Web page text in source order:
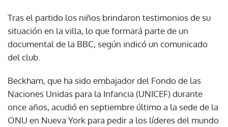
Tras el partido los niños brindaron testimonios de su
situación en la villa, lo que formará parte de un
documental de la BBC, según indicó un comunicado
del club.
Beckham, que ha sido embajador del Fondo de las
Naciones Unidas para la Infancia (UNICEF) durante
once años, acudió en septiembre último a la sede de la
ONU en Nueva York para pedir a los líderes del mundo